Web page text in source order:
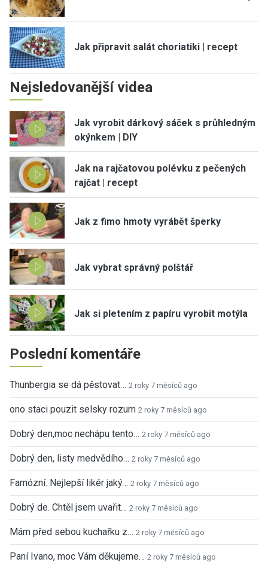
Jak připravit salát choriatiki | recept
Nejsledovanější videa
Jak vyrobit dárkový sáček s průhledným
okýnkem | DIY
Jak na rajčatovou polévku z pečených
rajčat | recept
Jak z fimo hmoty vyrábět šperky
Jak vybrat správný polštář
Jak si pletením z papíru vyrobit motýla
Poslední komentáře
Thunbergia se dá pěstovat… 2 roky 7 měsíců ago
ono staci pouzit selsky rozum 2 roky 7 měsíců ago
Dobrý den,moc nechápu tento… 2 roky 7 měsíců ago
Dobrý den, listy medvědího… 2 roky 7 měsíců ago
Famózní. Nejlepší likér jaký… 2 roky 7 měsíců ago
Dobrý de. Chtěl jsem uvařit… 2 roky 7 měsíců ago
Mám před sebou kuchařku z… 2 roky 7 měsíců ago
Paní Ivano, moc Vám děkujeme… 2 roky 7 měsíců ago